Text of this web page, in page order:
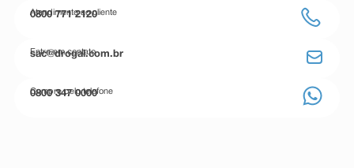
Atendimento ao cliente
0800 771 2120
Entre em contato
sac@drogal.com.br
Compre pelo telefone
0800 347 0000